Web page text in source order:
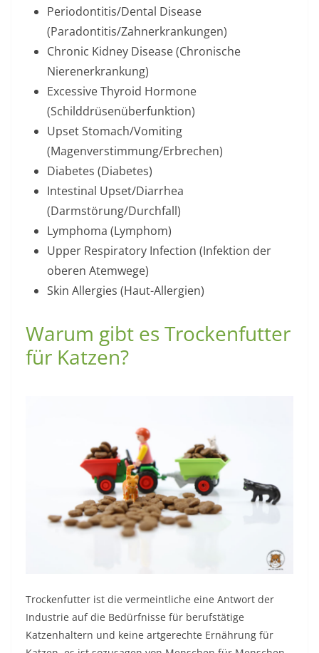
Periodontitis/Dental Disease
(Paradontitis/Zahnerkrankungen)
Chronic Kidney Disease (Chronische
Nierenerkrankung)
Excessive Thyroid Hormone
(Schilddrüsenüberfunktion)
Upset Stomach/Vomiting
(Magenverstimmung/Erbrechen)
Diabetes (Diabetes)
Intestinal Upset/Diarrhea
(Darmstörung/Durchfall)
Lymphoma (Lymphom)
Upper Respiratory Infection (Infektion der
oberen Atemwege)
Skin Allergies (Haut-Allergien)
Warum gibt es Trockenfutter
für Katzen?
Trockenfutter ist die vermeintliche eine Antwort der
Industrie auf die Bedürfnisse für berufstätige
Katzenhaltern und keine artgerechte Ernährung für